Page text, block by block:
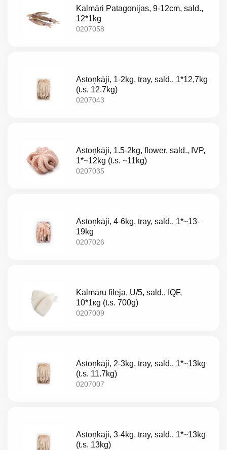
Kalmāri Patagonijas, 9-12cm, sald.,
12*1kg
0207058
Astoņkāji, 1-2kg, tray, sald., 1*12,7kg
(t.s. 12.7kg)
0207043
Astoņkāji, 1.5-2kg, flower, sald., IVP,
1*~12kg (t.s. ~11kg)
0207035
Astoņkāji, 4-6kg, tray, sald., 1*~13-
19kg
0207026
Kalmāru fileja, U/5, sald., IQF,
10*1кg (t.s. 700g)
0207009
Astoņkāji, 2-3kg, tray, sald., 1*~13kg
(t.s. 11.7kg)
0207007
Astoņkāji, 3-4kg, tray, sald., 1*~13kg
(t.s. 13kg)
Katalogs
Jaunumi
Aktualitātes
Privātuma
politika